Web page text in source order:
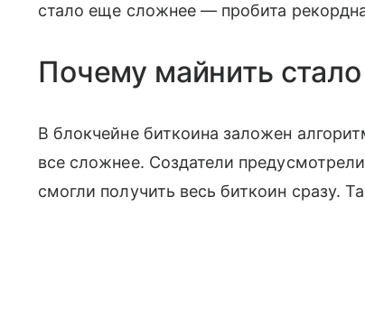
стало еще сложнее — пробита
Почему майнить
В блокчейне биткоина заложен
все сложнее. Создатели
смогли получить весь биткоин сразу.